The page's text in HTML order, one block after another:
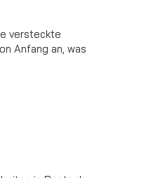
versteckte
Anfang an, was